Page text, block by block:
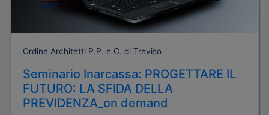
Ordine Architetti P.P. e C. di Treviso
Seminario Inarcassa: PROGETTARE IL
FUTURO: LA SFIDA DELLA
PREVIDENZA_on demand